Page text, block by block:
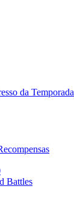
da Temporada
Battles